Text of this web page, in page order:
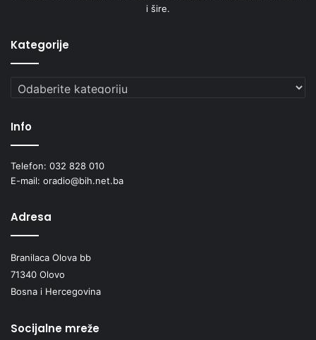
i šire.
Kategorije
Kategorije
Info
Telefon: 032 828 010
E-mail: oradio@bih.net.ba
Adresa
Branilaca Olova bb
71340 Olovo
Bosna i Hercegovina
Socijalne mreže